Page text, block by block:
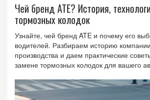
Чей бренд ATE? История,
тормозных колодок
Узнайте, чей бренд ATE и почему его
водителей. Разбираем историю
производства и даем практические
замене тормозных колодок для вашего